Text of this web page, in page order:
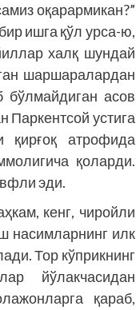
оқарармикан?”
ишга қўл урса-ю,
халқ шундай
шаршаралардан
бўлмайдиган асов
Паркентсой устига
қирғоқ атрофида
қоларди.
эди.
кенг, чиройли
насимларнинг илк
Тор кўприкнинг
йўлакчасидан
қараб,